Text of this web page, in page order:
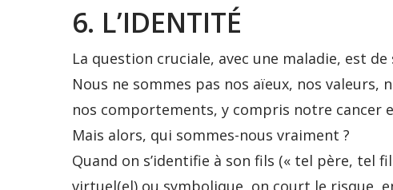
6. L’IDENTITÉ
La question cruciale, avec une maladie, est de
Nous ne sommes pas nos aïeux, nos valeurs,
nos comportements, y compris notre cancer
Mais alors, qui sommes-nous vraiment ?
Quand on s’identifie à son fils (« tel père, tel
virtuel(el) ou symbolique, on court le risque,